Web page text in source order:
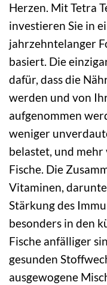
Herzen. Mit Tetra
investieren Sie in
jahrzehntelanger
basiert. Die
dafür, dass die
werden und von
aufgenommen
weniger
belastet, und
Fische. Die
Vitaminen,
Stärkung des
besonders in den
Fische anfälliger
gesunden
ausgewogene